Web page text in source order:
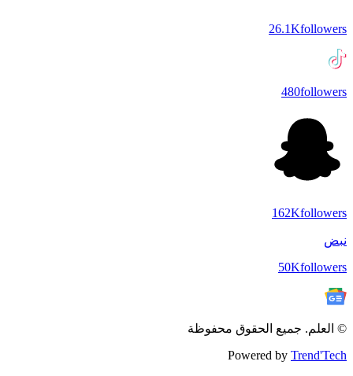
26.1Kfollowers
480followers
162Kfollowers
نبض
50Kfollowers
© العلم. جميع الحقوق محفوظة
Powered by Trend'Tech